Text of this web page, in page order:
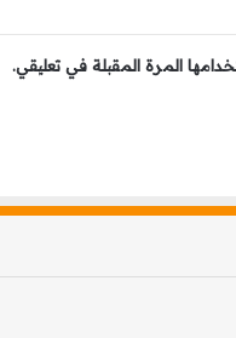
المرة المقبلة في تعليقي.